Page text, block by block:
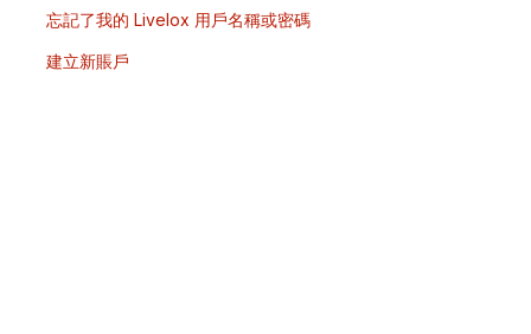
忘記了我的 Livelox 用戶名稱或密碼
建立新賬戶